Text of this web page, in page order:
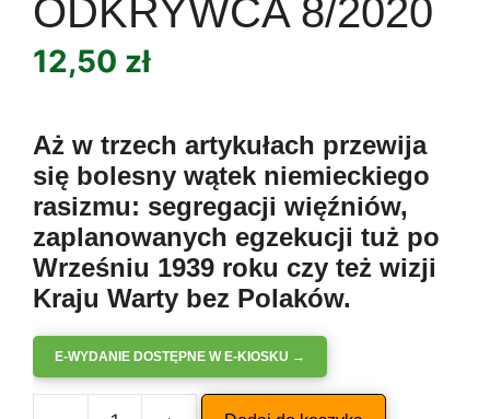
ODKRYWCA 8/2020
12,50 zł
Aż w trzech artykułach przewija
się bolesny wątek niemieckiego
rasizmu: segregacji więźniów,
zaplanowanych egzekucji tuż po
Wrześniu 1939 roku czy też wizji
Kraju Warty bez Polaków.
E-WYDANIE DOSTĘPNE W E-KIOSKU →